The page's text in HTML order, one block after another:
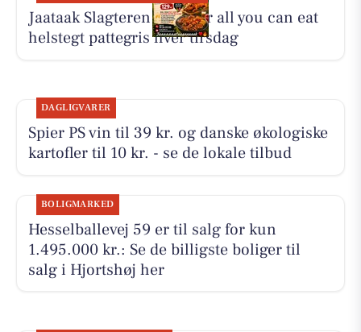
Jaataak Slagteren serverer all you can eat
helstegt pattegris hver tirsdag
DAGLIGVARER
Spier PS vin til 39 kr. og danske økologiske
kartofler til 10 kr. - se de lokale tilbud
BOLIGMARKED
Hesselballevej 59 er til salg for kun
1.495.000 kr.: Se de billigste boliger til
salg i Hjortshøj her